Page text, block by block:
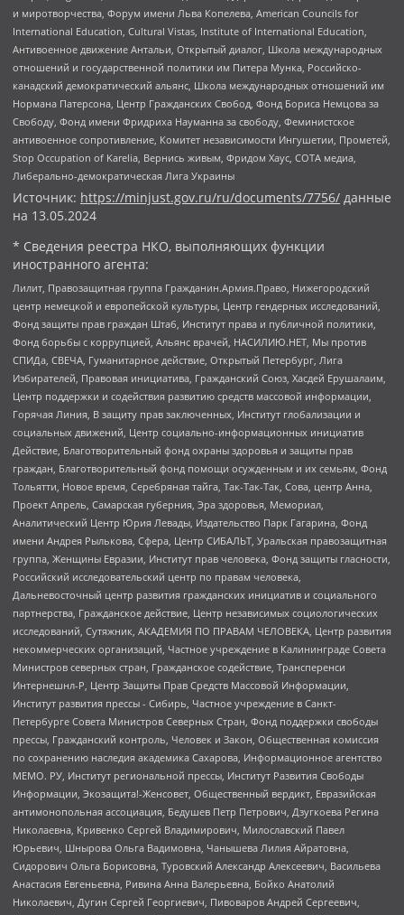
и миротворчества, Форум имени Льва Копелева, American Councils for
International Education, Cultural Vistas, Institute of International Education,
Антивоенное движение Антальи, Открытый диалог, Школа международных
отношений и государственной политики им Питера Мунка, Российско-
канадский демократический альянс, Школа международных отношений им
Нормана Патерсона, Центр Гражданских Свобод, Фонд Бориса Немцова за
Свободу, Фонд имени Фридриха Науманна за свободу, Феминистское
антивоенное сопротивление, Комитет независимости Ингушетии, Прометей,
Stop Occupation of Karelia, Вернись живым, Фридом Хаус, СОТА медиа,
Либерально-демократическая Лига Украины
Источник: https://minjust.gov.ru/ru/documents/7756/ данные
на 13.05.2024
* Сведения реестра НКО, выполняющих функции
иностранного агента:
Лилит, Правозащитная группа Гражданин.Армия.Право, Нижегородский
центр немецкой и европейской культуры, Центр гендерных исследований,
Фонд защиты прав граждан Штаб, Институт права и публичной политики,
Фонд борьбы с коррупцией, Альянс врачей, НАСИЛИЮ.НЕТ, Мы против
СПИДа, СВЕЧА, Гуманитарное действие, Открытый Петербург, Лига
Избирателей, Правовая инициатива, Гражданский Союз, Хасдей Ерушалаим,
Центр поддержки и содействия развитию средств массовой информации,
Горячая Линия, В защиту прав заключенных, Институт глобализации и
социальных движений, Центр социально-информационных инициатив
Действие, Благотворительный фонд охраны здоровья и защиты прав
граждан, Благотворительный фонд помощи осужденным и их семьям, Фонд
Тольятти, Новое время, Серебряная тайга, Так-Так-Так, Сова, центр Анна,
Проект Апрель, Самарская губерния, Эра здоровья, Мемориал,
Аналитический Центр Юрия Левады, Издательство Парк Гагарина, Фонд
имени Андрея Рылькова, Сфера, Центр СИБАЛЬТ, Уральская правозащитная
группа, Женщины Евразии, Институт прав человека, Фонд защиты гласности,
Российский исследовательский центр по правам человека,
Дальневосточный центр развития гражданских инициатив и социального
партнерства, Гражданское действие, Центр независимых социологических
исследований, Сутяжник, АКАДЕМИЯ ПО ПРАВАМ ЧЕЛОВЕКА, Центр развития
некоммерческих организаций, Частное учреждение в Калининграде Совета
Министров северных стран, Гражданское содействие, Трансперенси
Интернешнл-Р, Центр Защиты Прав Средств Массовой Информации,
Институт развития прессы - Сибирь, Частное учреждение в Санкт-
Петербурге Совета Министров Северных Стран, Фонд поддержки свободы
прессы, Гражданский контроль, Человек и Закон, Общественная комиссия
по сохранению наследия академика Сахарова, Информационное агентство
МЕМО. РУ, Институт региональной прессы, Институт Развития Свободы
Информации, Экозащита!-Женсовет, Общественный вердикт, Евразийская
антимонопольная ассоциация, Бедушев Петр Петрович, Дзугкоева Регина
Николаевна, Кривенко Сергей Владимирович, Милославский Павел
Юрьевич, Шнырова Ольга Вадимовна, Чанышева Лилия Айратовна,
Сидорович Ольга Борисовна, Туровский Александр Алексеевич, Васильева
Анастасия Евгеньевна, Ривина Анна Валерьевна, Бойко Анатолий
Николаевич, Дугин Сергей Георгиевич, Пивоваров Андрей Сергеевич,